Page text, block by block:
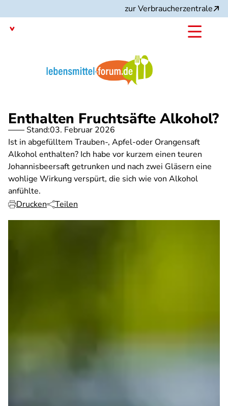
zum
Inhalt
zur Verbraucherzentrale
Enthalten Fruchtsäfte Alkohol?
Stand:03. Februar 2026
Ist in abgefülltem Trauben-, Apfel-oder Orangensaft
Alkohol enthalten? Ich habe vor kurzem einen teuren
Johannisbeersaft getrunken und nach zwei Gläsern eine
wohlige Wirkung verspürt, die sich wie von Alkohol
anfühlte.
Drucken
Teilen